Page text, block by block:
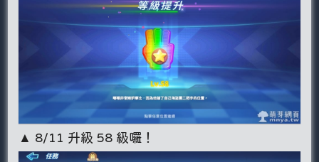
▲ 8/11 升級 58 級囉！